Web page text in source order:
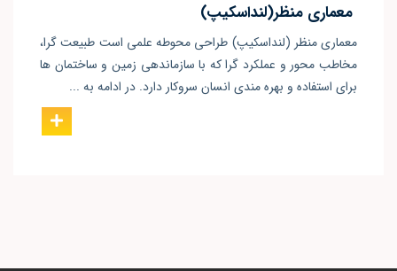
معماری منظر(لنداسکیپ)
معماری منظر (لنداسکیپ) طراحی محوطه علمی است طبیعت گرا،
مخاطب محور و عملکرد گرا که با سازماندهی زمین و ساختمان ها
برای استفاده و بهره مندی انسان سروکار دارد. در ادامه به ...